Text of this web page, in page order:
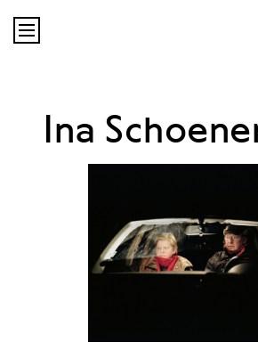

Ina